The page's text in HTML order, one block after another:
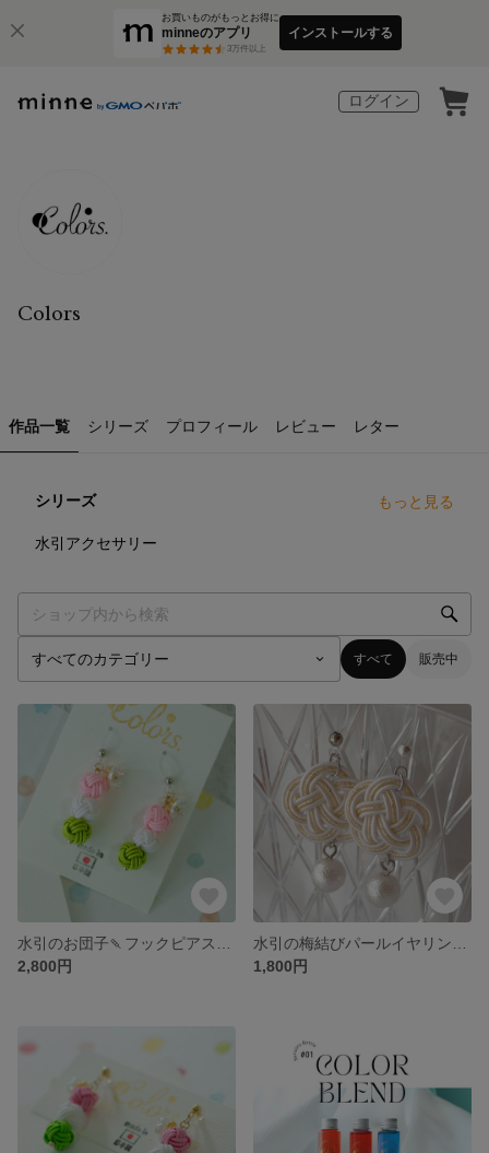
お買いものがもっとお得に
minneのアプリ
3万件以上
インストールする
ログイン
Colors
作品一覧 シリーズ プロフィール レビュー レター
シリーズ もっと見る
水引アクセサリー
すべて 販売中
2,800円
1,800円